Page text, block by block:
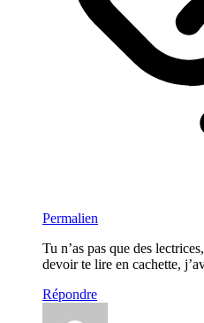
Permalien
Tu n’as pas que des
devoir te lire en cachette,
Répondre